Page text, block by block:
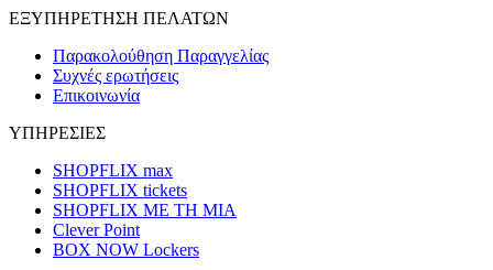
ΕΞΥΠΗΡΕΤΗΣΗ ΠΕΛΑΤΩΝ
Παρακολούθηση Παραγγελίας
Συχνές ερωτήσεις
Επικοινωνία
ΥΠΗΡΕΣΙΕΣ
SHOPFLIX max
SHOPFLIX tickets
SHOPFLIX ΜΕ ΤΗ ΜΙΑ
Clever Point
BOX NOW Lockers